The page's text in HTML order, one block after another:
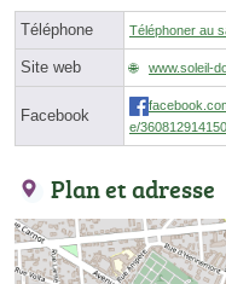
Téléphone Téléphoner au
Site web www.soleil-
Facebook
e/360812914150
Plan et adresse